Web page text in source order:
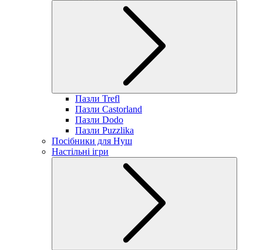
Пазли Trefl
Пазли Castorland
Пазли Dodo
Пазли Puzzlika
Посібники для Нуш
Настільні ігри